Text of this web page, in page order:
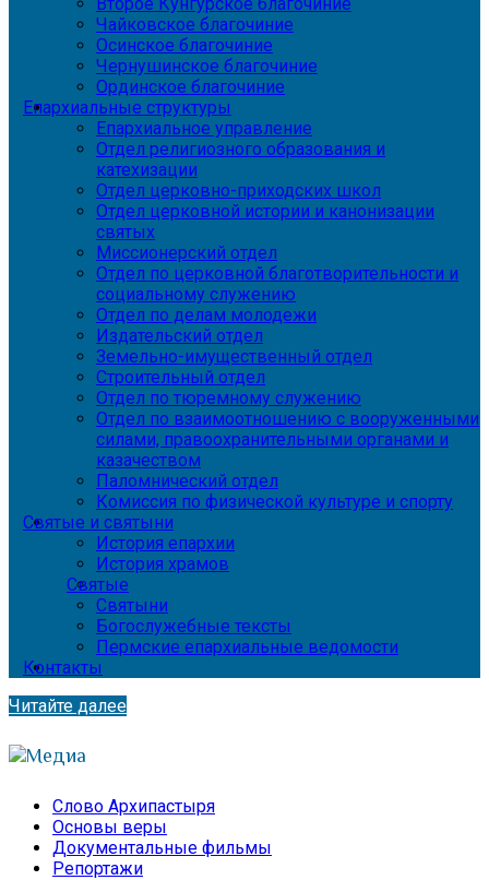
Чайковское благочиние
Осинское благочиние
Чернушинское благочиние
Ординское благочиние
Епархиальные структуры
Епархиальное управление
Отдел религиозного образования и
катехизации
Отдел церковно-приходских школ
Отдел церковной истории и канонизации
святых
Миссионерский отдел
Отдел по церковной благотворительности и
социальному служению
Отдел по делам молодежи
Издательский отдел
Земельно-имущественный отдел
Строительный отдел
Отдел по тюремному служению
Отдел по взаимоотношению с вооруженными
силами, правоохранительными органами и
казачеством
Паломнический отдел
Комиссия по физической культуре и спорту
Святые и святыни
История епархии
История храмов
Святые
Святыни
Богослужебные тексты
Пермские епархиальные ведомости
Контакты
Читайте далее
Медиа
Слово Архипастыря
Основы веры
Документальные фильмы
Репортажи